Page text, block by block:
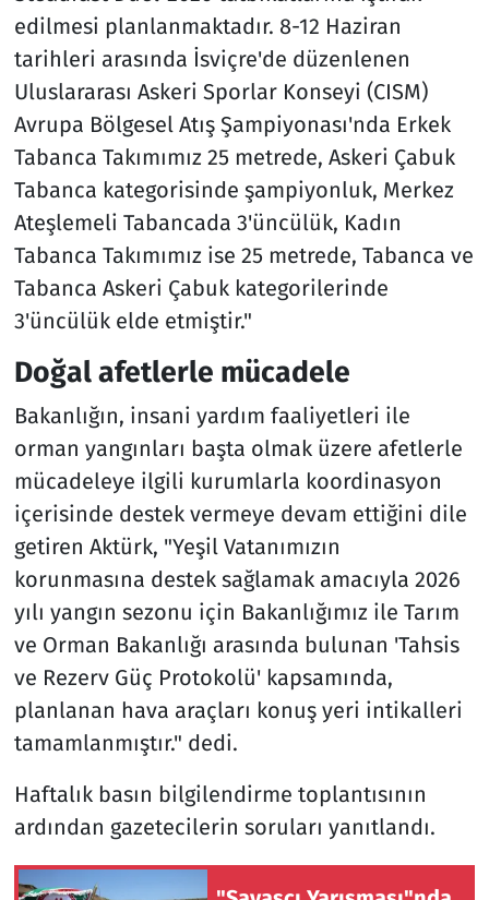
edilmesi planlanmaktadır. 8-12 Haziran
tarihleri arasında İsviçre'de düzenlenen
Uluslararası Askeri Sporlar Konseyi (CISM)
Avrupa Bölgesel Atış Şampiyonası'nda Erkek
Tabanca Takımımız 25 metrede, Askeri Çabuk
Tabanca kategorisinde şampiyonluk, Merkez
Ateşlemeli Tabancada 3'üncülük, Kadın
Tabanca Takımımız ise 25 metrede, Tabanca ve
Tabanca Askeri Çabuk kategorilerinde
3'üncülük elde etmiştir."
Doğal afetlerle mücadele
Bakanlığın, insani yardım faaliyetleri ile
orman yangınları başta olmak üzere afetlerle
mücadeleye ilgili kurumlarla koordinasyon
içerisinde destek vermeye devam ettiğini dile
getiren Aktürk, "Yeşil Vatanımızın
korunmasına destek sağlamak amacıyla 2026
yılı yangın sezonu için Bakanlığımız ile Tarım
ve Orman Bakanlığı arasında bulunan 'Tahsis
ve Rezerv Güç Protokolü' kapsamında,
planlanan hava araçları konuş yeri intikalleri
tamamlanmıştır." dedi.
Haftalık basın bilgilendirme toplantısının
ardından gazetecilerin soruları yanıtlandı.